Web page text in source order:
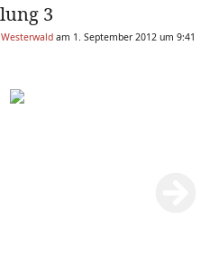
3
Westerwald am 1. September 2012 um 9:41